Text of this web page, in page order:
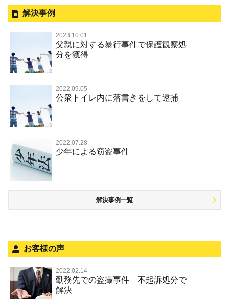
無実・無罪を証明してほしい
示談で解決してほしい
執行猶予にしてほしい
事件のことを秘密にしたい
被害届・告訴・告発されたら
過失致死・過失傷害
器物損壊
脅迫・強要
業務妨害罪
公務執行妨害罪
逮捕・監禁
暴行・傷害
略取・誘拐・人身売買
性犯罪 TOP
淫行・援助交際（児童買春、淫行条例、児童福祉法違反）
不同意性交等罪（旧 強制性交等罪，準強制性交等罪），
監護者性交等罪
不同意わいせつ（旧 強制わいせつ，準強制わいせつ）
公然わいせつ罪，わいせつ物頒布等罪，淫行勧誘罪
児童ポルノ リベンジポルノ
盗撮，のぞき行為
事件別－財産犯
財産犯 TOP
横領 背任
窃盗罪
恐喝
盗品売買・譲り受け等
事件別－薬物事件
薬物事件 TOP
覚せい剤
危険ドラッグ
大麻
麻薬及び向精神薬
事件別－交通違反・交通事故
交通違反・交通事故 TOP
交通事故 交通違反と刑事事件
自転車事故
人身事故・死亡事故
無免許運転
その他 TOP
児童虐待・保護責任者遺棄
住居侵入等
銃刀法違反
ストーカー事件
不正競争防止法
風営法・風適法違反
文書偽造・偽造文書行使
刑事裁判の概要・手続
公務員の逮捕・刑事事件
控訴・上告
国選弁護士と私選弁護士の違い
司法取引・刑事免責
取調べの注意点
少年事件の手続と特色
少年事件の処分
被害届・告訴・告発の不安や悩み
面会・差し入れ
解決事例
2023.10.01
父親に対する暴行事件で保護観察処
分を獲得
2022.09.05
公衆トイレ内に落書きをして逮捕
2022.07.28
少年による窃盗事件
解決事例一覧
お客様の声
2022.02.14
勤務先での盗撮事件 不起訴処分で
解決